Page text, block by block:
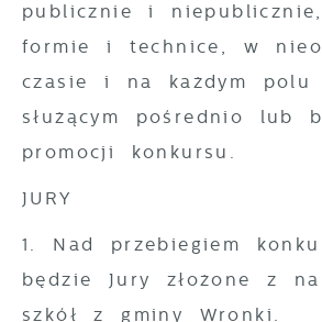
publicznie i
formie i technice, w
czasie i na każdym polu
służącym pośrednio lub
promocji konkursu.
JURY
1. Nad przebiegiem
będzie Jury złożone z
szkół z gminy Wronki.